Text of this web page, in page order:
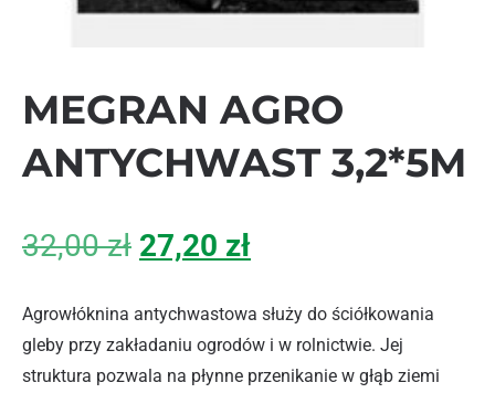
MEGRAN AGRO
ANTYCHWAST 3,2*5M
32,00zł Pierwotna cena wynosiła:
27,20 złAktualna cena
Agrowłóknina antychwastowa służy do ściółkowania
gleby przy zakładaniu ogrodów i w rolnictwie. Jej
struktura pozwala na płynne przenikanie w głąb ziemi